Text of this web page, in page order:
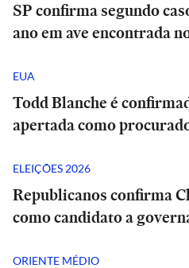
SP confirma segundo
ano em ave encontrada
EUA
Todd Blanche é
apertada como
ELEIÇÕES 2026
Republicanos confirma
como candidato a
ORIENTE MÉDIO